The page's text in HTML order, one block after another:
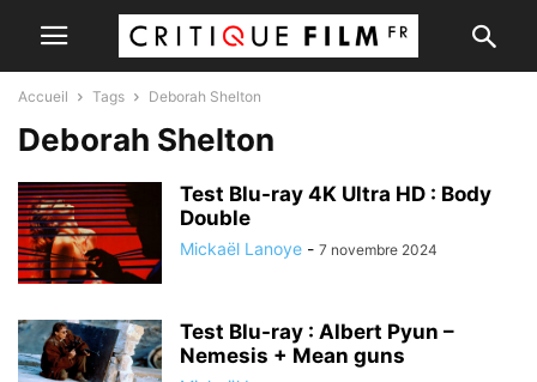
Accueil Tags Deborah Shelton
Deborah Shelton
Test Blu-ray 4K Ultra HD : Body
Double
Mickaël Lanoye - 7 novembre 2024
Test Blu-ray : Albert Pyun –
Nemesis + Mean guns